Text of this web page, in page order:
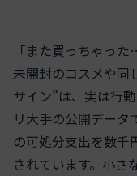
「また買っちゃっ
未開封のコスメや同
サイン”は、実は行
リ大手の公開データ
の可処分支出を数千
されています。小さ